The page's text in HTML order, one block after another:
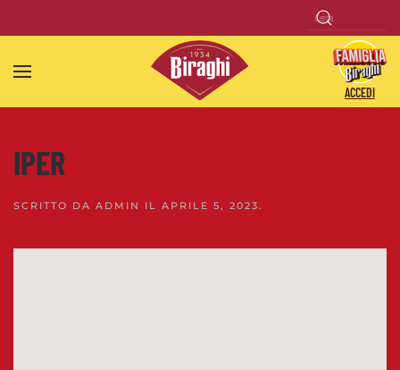
Skip to main content
ACCEDI
IPER
SCRITTO DA ADMIN IL APRILE 5, 2023.